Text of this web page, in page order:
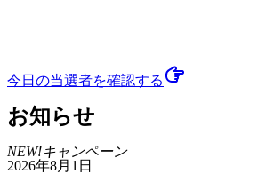
今日の当選者を確認する
お知らせ
NEW!キャンペーン
2026年8月1日